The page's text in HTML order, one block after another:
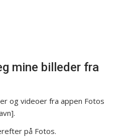
mine billeder fra
og videoer fra appen Fotos
på Fotos.